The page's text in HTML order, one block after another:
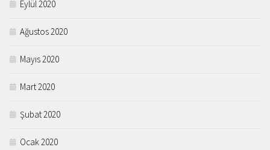
Eylül 2020
Ağustos 2020
Mayıs 2020
Mart 2020
Şubat 2020
Ocak 2020